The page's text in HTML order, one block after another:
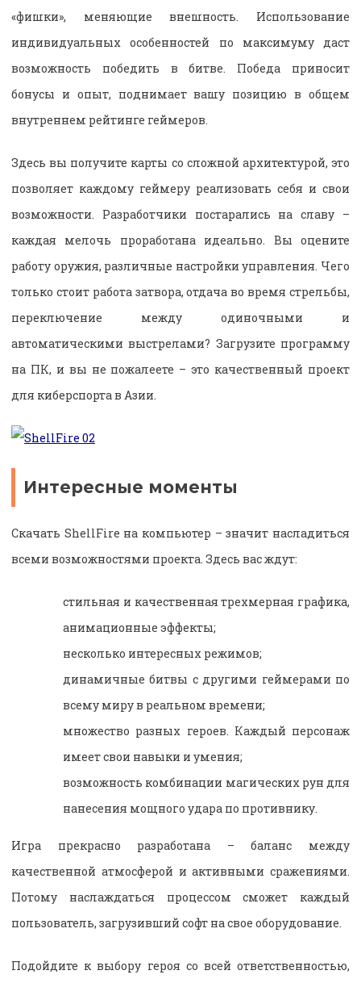
«фишки», меняющие внешность. Использование
индивидуальных особенностей по максимуму даст
возможность победить в битве. Победа приносит
бонусы и опыт, поднимает вашу позицию в общем
внутреннем рейтинге геймеров.
Здесь вы получите карты со сложной архитектурой, это
позволяет каждому геймеру реализовать себя и свои
возможности. Разработчики постарались на славу –
каждая мелочь проработана идеально. Вы оцените
работу оружия, различные настройки управления. Чего
только стоит работа затвора, отдача во время стрельбы,
переключение между одиночными и
автоматическими выстрелами? Загрузите программу
на ПК, и вы не пожалеете – это качественный проект
для киберспорта в Азии.
Интересные моменты
Скачать ShellFire на компьютер – значит насладиться
всеми возможностями проекта. Здесь вас ждут:
стильная и качественная трехмерная графика,
анимационные эффекты;
несколько интересных режимов;
динамичные битвы с другими геймерами по
всему миру в реальном времени;
множество разных героев. Каждый персонаж
имеет свои навыки и умения;
возможность комбинации магических рун для
нанесения мощного удара по противнику.
Игра прекрасно разработана – баланс между
качественной атмосферой и активными сражениями.
Потому наслаждаться процессом сможет каждый
пользователь, загрузивший софт на свое оборудование.
Подойдите к выбору героя со всей ответственностью,